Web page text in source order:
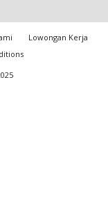
Lowongan Kerja